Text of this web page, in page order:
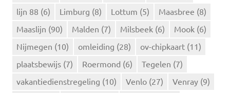
lijn 88 (6) Limburg (8) Lottum (5) Maasbree (8)
Maaslijn (90) Malden (7) Milsbeek (6) Mook (6)
Nijmegen (10) omleiding (28) ov-chipkaart (11)
plaatsbewijs (7) Roermond (6) Tegelen (7)
vakantiedienstregeling (10) Venlo (27) Venray (9)